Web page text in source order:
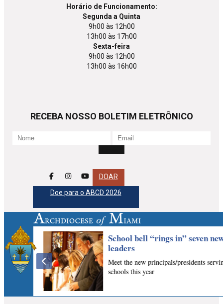
Horário de Funcionamento:
Segunda a Quinta
9h00 às 12h00
13h00 às 17h00
Sexta-feira
9h00 às 12h00
13h00 às 16h00
RECEBA NOSSO BOLETIM ELETRÔNICO
DOAR
Doe para o ABCD 2026